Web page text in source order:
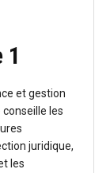
1
et gestion
les
juridique,
les